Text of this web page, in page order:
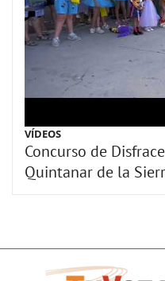
VÍDEOS
Concurso de
Quintanar de la